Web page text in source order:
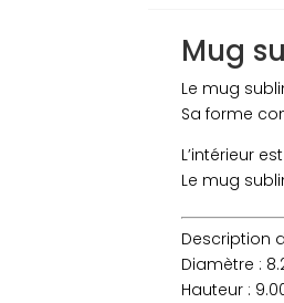
Mug
Le mug
Sa forme
L’intérieur
Le mug
Description
Diamètre :
Hauteur :